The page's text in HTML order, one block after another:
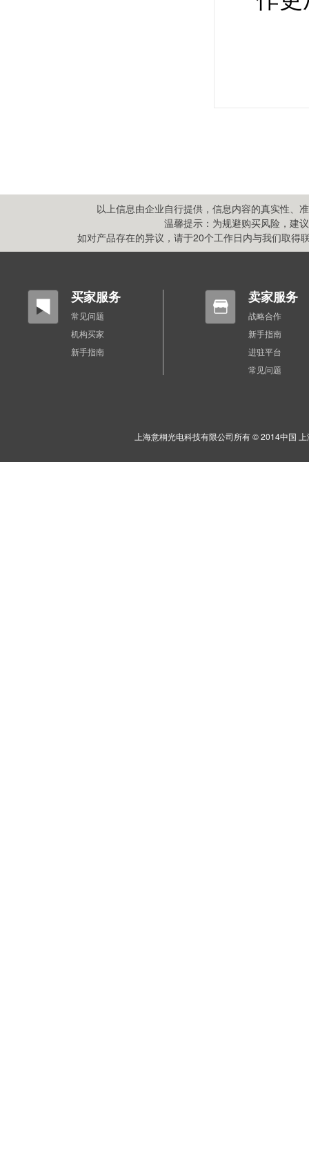
以上信息由企业自行提供，信息内容的真实性、
温馨提示：为规避购买风险，建
如对产品存在的异议，请于20个工作日内与我们取得
买家服务
常见问题
机构买家
新手指南
卖家服务
战略合作
新手指南
进驻平台
常见问题
上海意桐光电科技有限公司所有 © 2014中国